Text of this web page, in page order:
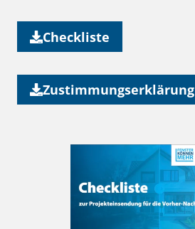
Checkliste
Zustimmungserklärung